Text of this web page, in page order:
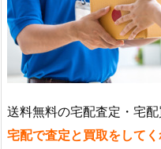
送料無料の宅配査定・宅
宅配で査定と買取をして